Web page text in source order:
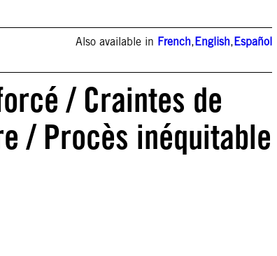
Also available in French,English,Español
/ Craintes de
/ Procès inéquitable